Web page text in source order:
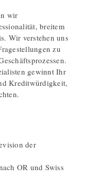
wir
breitem
Wir verstehen uns
zu
gewinnt Ihr
Kreditwürdigkeit,
der
OR und Swiss